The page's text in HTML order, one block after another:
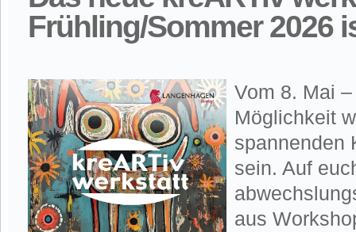
Frühling/Sommer 2026
Vom 8. Mai
Möglichkeit
spannenden
sein. Auf
aus